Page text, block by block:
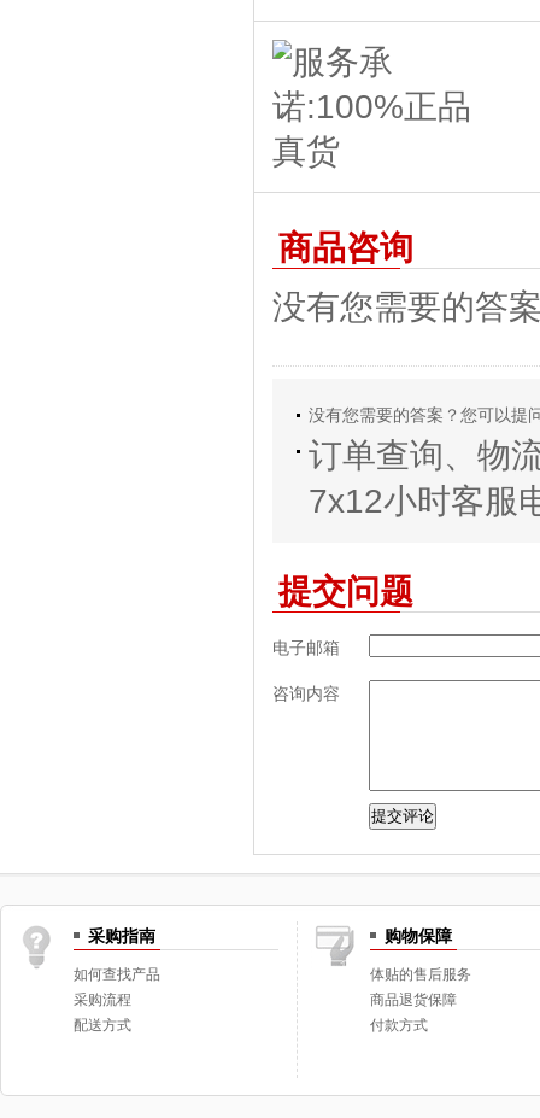
商品咨询
没有您需要的答
没有您需要的答案？您可以提
订单查询、物
7x12小时客服
提交问题
电子邮箱
咨询内容
采购指南
如何查找产品
采购流程
配送方式
购物保障
体贴的售后服务
商品退货保障
付款方式